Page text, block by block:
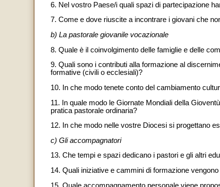
6. Nel vostro Paese/i quali spazi di partecipazione
7. Come e dove riuscite a incontrare i giovani che
b) La pastorale giovanile vocazionale
8. Quale è il coinvolgimento delle famiglie e delle
9. Quali sono i contributi alla formazione al
formative (civili o ecclesiali)?
10. In che modo tenete conto del cambiamento
11. In quale modo le Giornate Mondiali della
pratica pastorale ordinaria?
12. In che modo nelle vostre Diocesi si progettano
c) Gli accompagnatori
13. Che tempi e spazi dedicano i pastori e gli altri
14. Quali iniziative e cammini di formazione
15. Quale accompagnamento personale viene